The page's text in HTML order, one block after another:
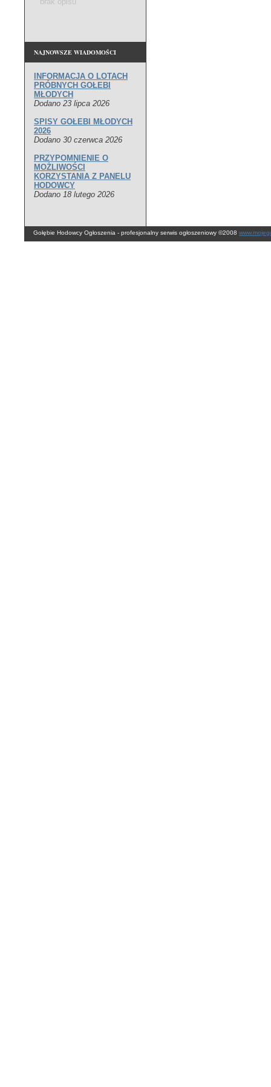
NAJNOWSZE WIADOMOŚCI
INFORMACJA O LOTACH
PRÓBNYCH GOŁEBI
MŁODYCH
Dodano 23 lipca 2026
SPISY GOŁEBI MŁODYCH
2026
Dodano 30 czerwca 2026
PRZYPOMNIENIE O
MOŻLIWOŚCI
KORZYSTANIA Z PANELU
HODOWCY
Dodano 18 lutego 2026
Gołębie Hodowcy Ogłoszenia - profesjonalny serwis ogłoszeniowy ©2008